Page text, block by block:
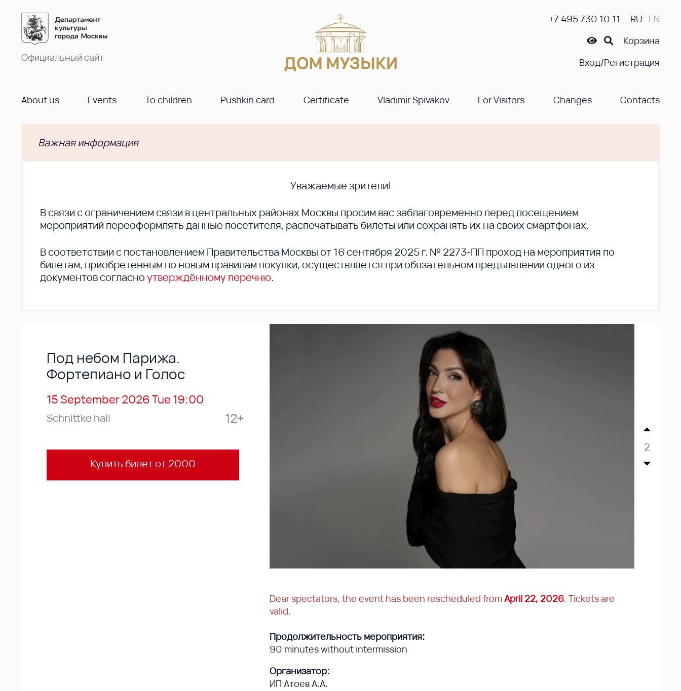
Официальный сайт
+7 495 730 10 11 RU EN
Корзина
Вход/Регистрация
About us Events To children Pushkin card Certificate Vladimir Spivakov For Visitors Changes Contacts
Важная информация
Уважаемые зрители!
В cвязи с ограничением связи в центральных районах Москвы просим вас заблаговременно перед посещением
мероприятий переоформлять данные посетителя, распечатывать билеты или сохранять их на своих смартфонах.
В соответствии с постановлением Правительства Москвы от 16 сентября 2025 г. № 2273-ПП проход на мероприятия по
билетам, приобретенным по новым правилам покупки, осуществляется при обязательном предъявлении одного из
документов согласноутверждённому перечню.
Под небом Парижа.
Фортепиано и Голос
15 September 2026 Tue 19:00
Schnittke hall 12+
Купить билет от 2000
2
Dear spectators, the event has been rescheduled fromApril 22, 2026. Tickets are
valid.
Продолжительность мероприятия:
90 minutes without intermission
Организатор:
ИП Атоев А.А.